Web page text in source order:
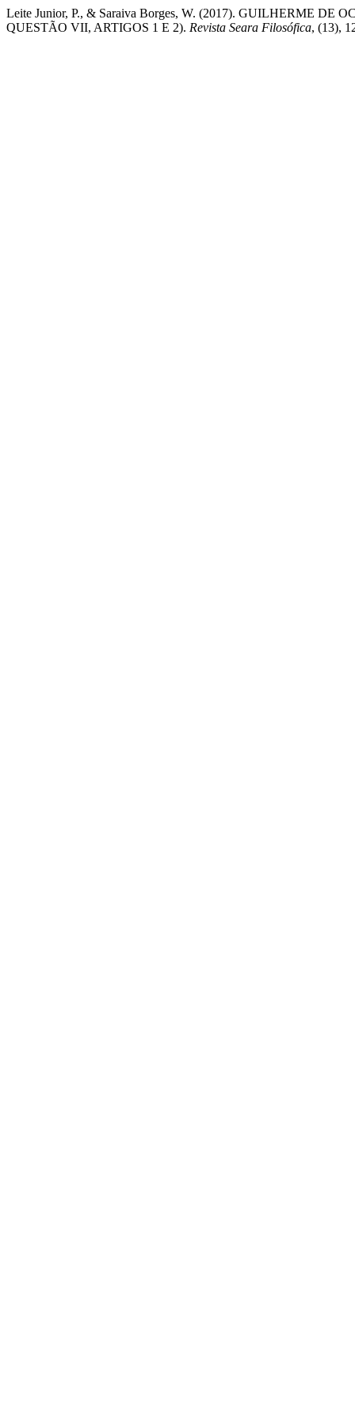
Leite Junior, P., & Saraiva Borges, W. (2017). GUILHERME
QUESTÃO VII, ARTIGOS 1 E 2). Revista Seara Filosófica, (13),